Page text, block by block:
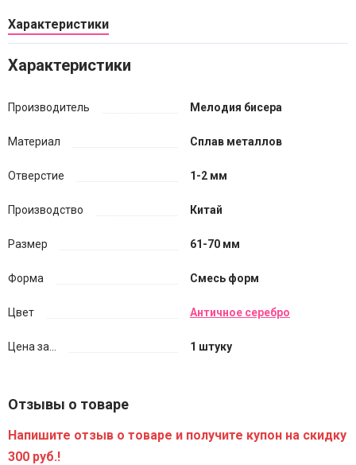
Характеристики
Характеристики
Производитель Мелодия бисера
Материал Сплав металлов
Отверстие 1-2 мм
Производство Китай
Размер 61-70 мм
Форма Смесь форм
Цвет Античное серебро
Цена за... 1 штуку
Отзывы о товаре
Напишите отзыв о товаре и получите купон на скидку
300 руб.!